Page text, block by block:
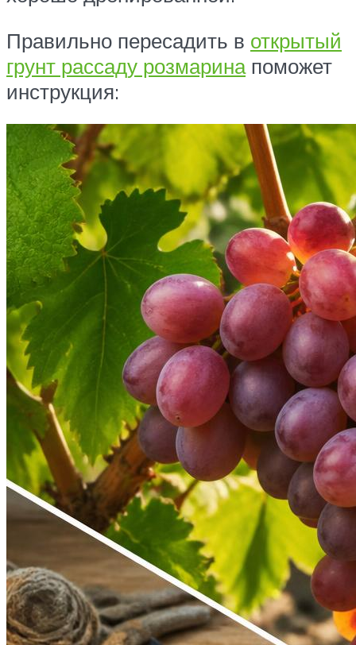
Правильно пересадить в открытый
грунт рассаду розмаринапоможет
инструкция: